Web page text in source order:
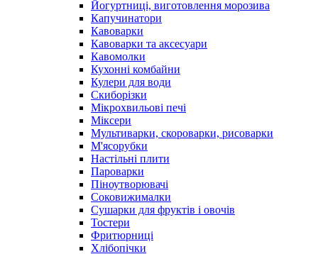
Йогуртниці, виготовлення морозива
Капучинатори
Кавоварки
Кавоварки та аксесуари
Кавомолки
Кухонні комбайни
Кулери для води
Скиборізки
Мікрохвильові печі
Міксери
Мультиварки, скороварки, рисоварки
М'ясорубки
Настільні плити
Пароварки
Піноутворювачі
Соковижималки
Сушарки для фруктів і овочів
Тостери
Фритюрниці
Хлібопічки